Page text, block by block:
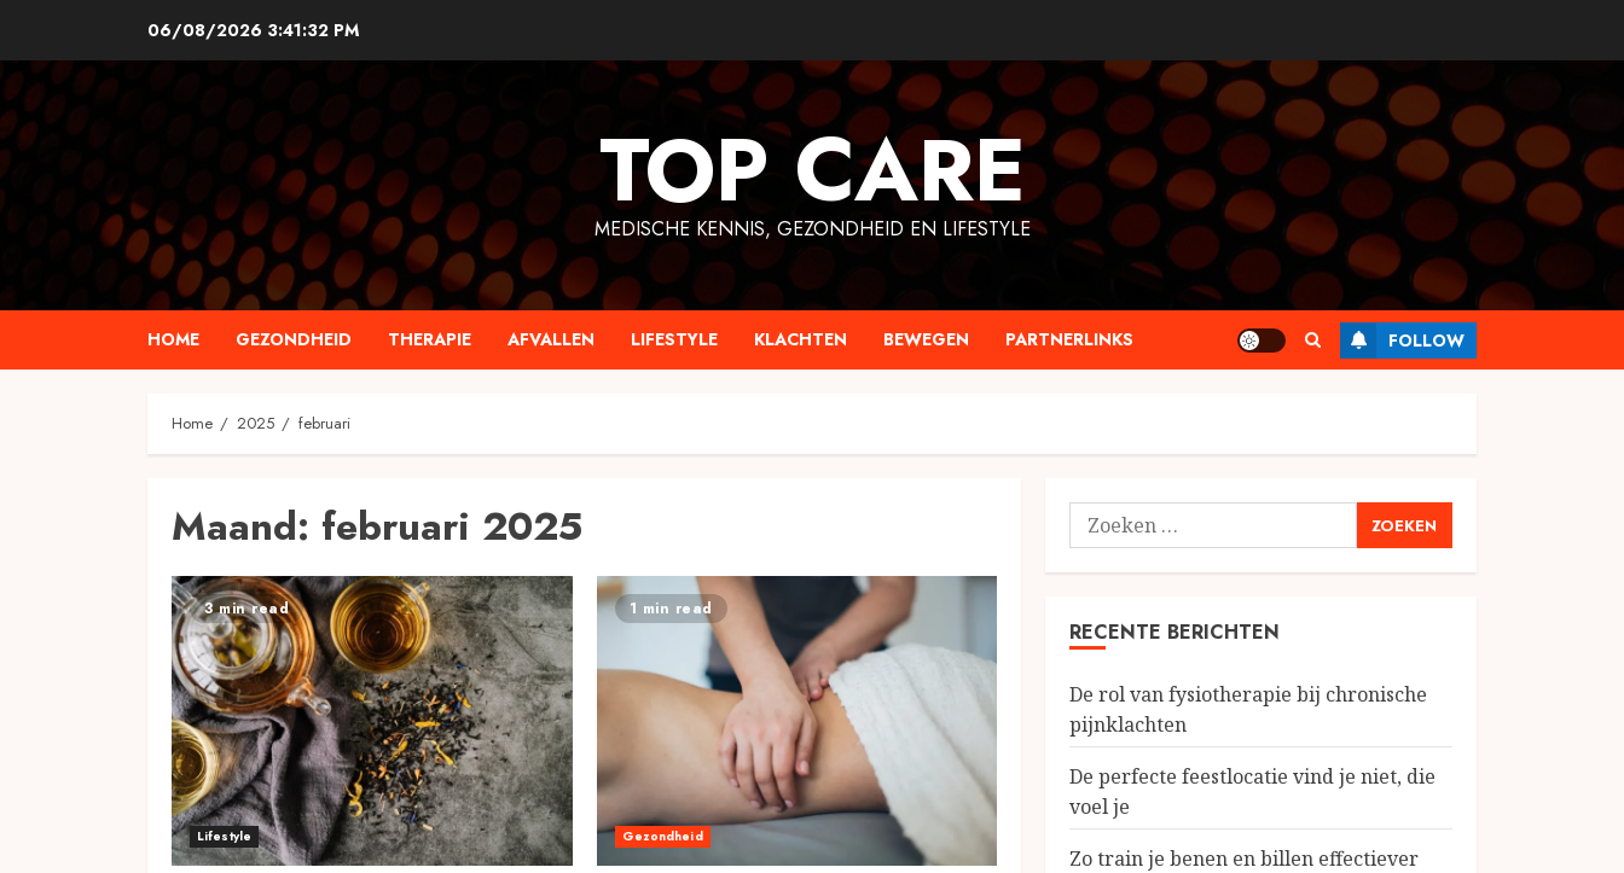
content
06/08/2026 3:41:33 PM
TOP CARE
MEDISCHE KENNIS, GEZONDHEID EN LIFESTYLE
HOME GEZONDHEID THERAPIE AFVALLEN LIFESTYLE KLACHTEN BEWEGEN PARTNERLINKS FOLLOW
Home 2025 februari
Maand: februari 2025
3 min read
Lifestyle
1 min read
Gezondheid
Zoeken
naar:
RECENTE BERICHTEN
De rol van fysiotherapie bij chronische
pijnklachten
De perfecte feestlocatie vind je niet, die
voel je
Zo train je benen en billen effectiever